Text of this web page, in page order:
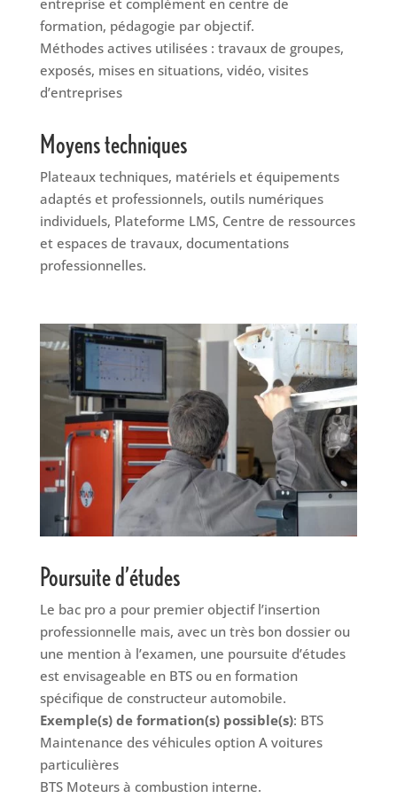
entreprise et complément en centre de
formation, pédagogie par objectif.
Méthodes actives utilisées : travaux de groupes,
exposés, mises en situations, vidéo, visites
d’entreprises
Moyens techniques
Plateaux techniques, matériels et équipements
adaptés et professionnels, outils numériques
individuels, Plateforme LMS, Centre de ressources
et espaces de travaux, documentations
professionnelles.
Poursuite d’études
Le bac pro a pour premier objectif l’insertion
professionnelle mais, avec un très bon dossier ou
une mention à l’examen, une poursuite d’études
est envisageable en BTS ou en formation
spécifique de constructeur automobile.
Exemple(s) de formation(s) possible(s): BTS
Maintenance des véhicules option A voitures
particulières
BTS Moteurs à combustion interne.